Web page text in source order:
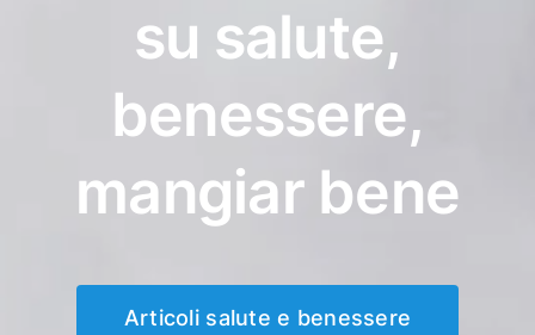
su salute,
benessere,
mangiar bene
Articoli salute e benessere